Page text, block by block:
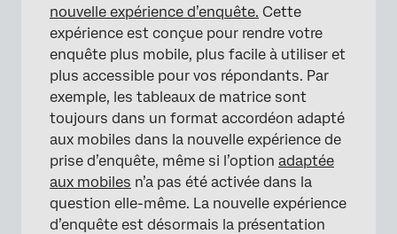
nouvelle expérience d’enquête. Cette
expérience est conçue pour rendre votre
enquête plus mobile, plus facile à utiliser et
plus accessible pour vos répondants. Par
exemple, les tableaux de matrice sont
toujours dans un format accordéon adapté
aux mobiles dans la nouvelle expérience de
prise d’enquête, même si l’option adaptée
aux mobiles n’a pas été activée dans la
question elle-même. La nouvelle expérience
d’enquête est désormais la présentation